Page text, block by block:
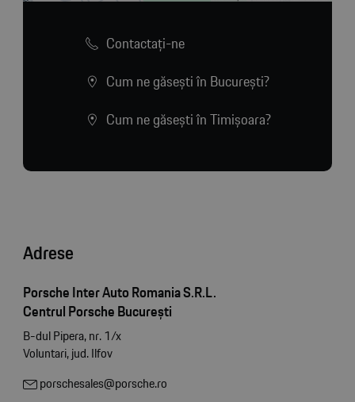
Contactaţi-ne
Cum ne găsești în București?
Cum ne găsești în Timișoara?
Adrese
Porsche Inter Auto Romania S.R.L.
Centrul Porsche București
B-dul Pipera, nr. 1/x
Voluntari, jud. Ilfov
porschesales@porsche.ro